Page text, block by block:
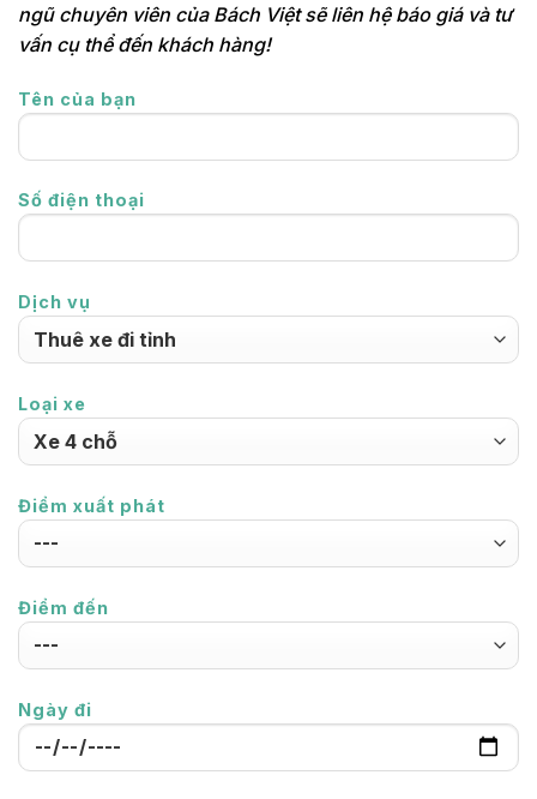
ngũ chuyên viên của Bách Việt sẽ liên hệ báo giá và tư
vấn cụ thể đến khách hàng!
Tên của bạn
Số điện thoại
Dịch vụ
Loại xe
Điểm xuất phát
Điểm đến
Ngày đi